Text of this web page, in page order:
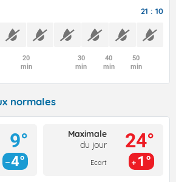
21 : 10
20
min
30
min
40
min
50
min
normales
9°
4°
Maximale
du jour
Ecart
24°
1°